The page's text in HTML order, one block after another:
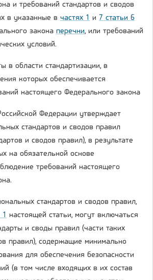
и требований стандартов и сводов
в указанные в частях 1 и 7 статьи 6
закона перечни, или требований
условий.
в области стандартизации, в
которых обеспечивается
настоящего Федерального закона
Федерации утверждает
стандартов и сводов правил
и сводов правил), в результате
на обязательной основе
требований настоящего
стандартов и сводов правил,
1 настоящей статьи, могут включаться
и своды правил (части таких
правил), содержащие минимально
для обеспечения безопасности
(в том числе входящих в их состав